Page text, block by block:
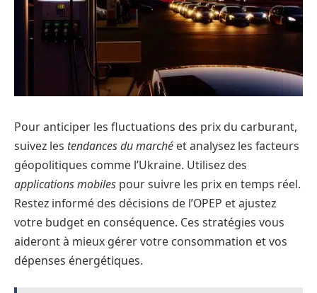
Pour anticiper les fluctuations des prix du carburant,
suivez les tendances du marché et analysez les facteurs
géopolitiques comme l’Ukraine. Utilisez des
applications mobiles pour suivre les prix en temps réel.
Restez informé des décisions de l’OPEP et ajustez
votre budget en conséquence. Ces stratégies vous
aideront à mieux gérer votre consommation et vos
dépenses énergétiques.